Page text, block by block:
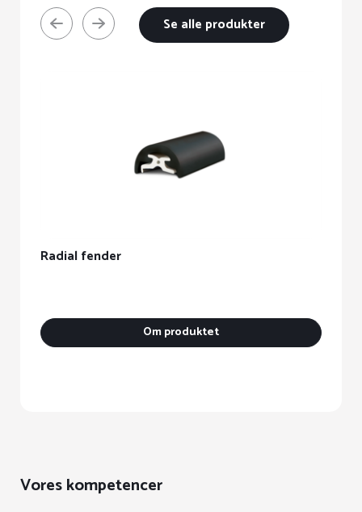
Se alle produkter
Radial fender
Om produktet
Vores kompetencer